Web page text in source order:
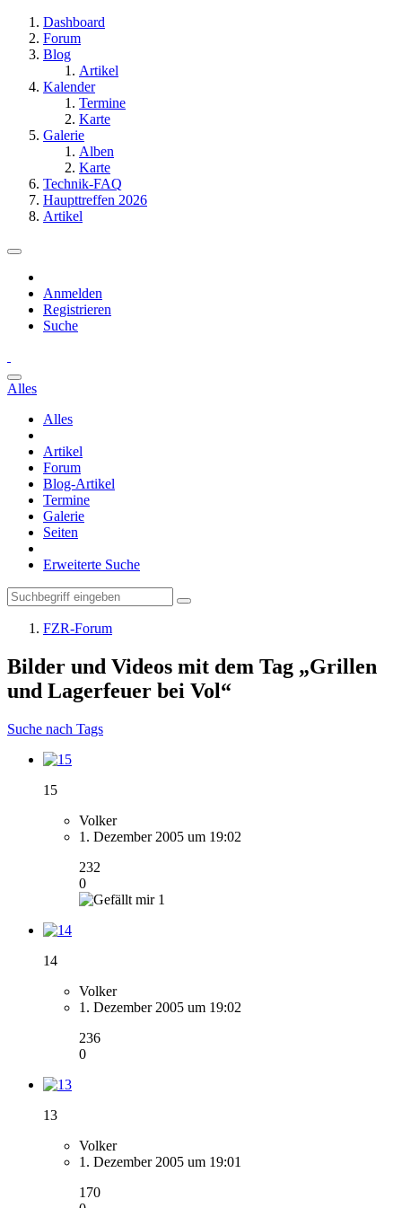
Dashboard
Forum
Blog
Artikel
Kalender
Termine
Karte
Galerie
Alben
Karte
Technik-FAQ
Haupttreffen 2026
Artikel
Anmelden
Registrieren
Suche
Alles
Alles
Artikel
Forum
Blog-Artikel
Termine
Galerie
Seiten
Erweiterte Suche
FZR-Forum
Bilder und Videos mit dem Tag „Grillen
und Lagerfeuer bei Vol“
Suche nach Tags
15
Volker
1. Dezember 2005 um 19:02
232
0
1
14
Volker
1. Dezember 2005 um 19:02
236
0
13
Volker
1. Dezember 2005 um 19:01
170